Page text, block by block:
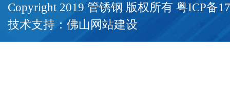
Copyright 2019 管锈钢 版权所有 粤ICP备
技术支持： 佛山网站建设